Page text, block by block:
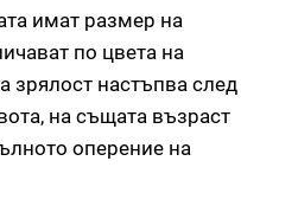
имат размер на
по цвета на
зрялост настъпва след
на същата възраст
оперение на